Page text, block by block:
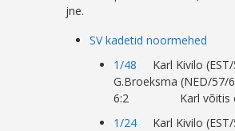
jne.
SV kadetid noormehed
1/48
Karl Kivilo
G.Broeksma
6:2 Karl võitis
1/24 Karl Kivilo (EST/